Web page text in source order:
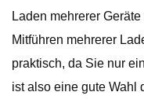
Laden mehrerer
Mitführen mehrerer
praktisch, da Sie nur
ist also eine gute Wahl